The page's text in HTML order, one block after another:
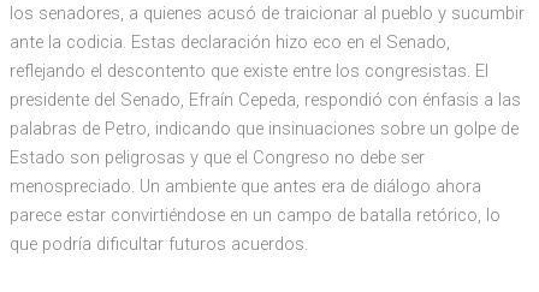
los senadores, a quienes acusó de traicionar al pueblo y sucumbir
ante la codicia. Estas declaración hizo eco en el Senado,
reflejando el descontento que existe entre los congresistas. El
presidente del Senado, Efraín Cepeda, respondió con énfasis a las
palabras de Petro, indicando que insinuaciones sobre un golpe de
Estado son peligrosas y que el Congreso no debe ser
menospreciado. Un ambiente que antes era de diálogo ahora
parece estar convirtiéndose en un campo de batalla retórico, lo
que podría dificultar futuros acuerdos.